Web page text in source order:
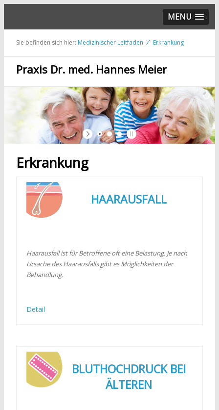
MENU
Sie befinden sich hier: Medizinischer Leitfaden Erkrankung
Praxis Dr. med. Hannes Meier
Erkrankung
HAARAUSFALL
Haarausfall ist für Betroffene oft eine Belastung. Je nach
Ursache des Haarausfalls gibt es Möglichkeiten der
Behandlung.
Detail
BLUTHOCHDRUCK BEI
ÄLTEREN